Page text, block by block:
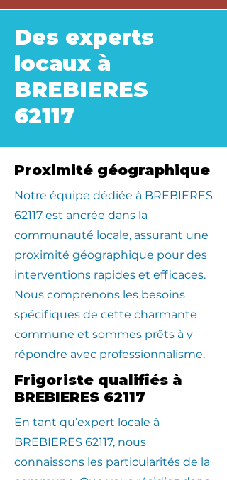
Des experts
locaux à
BREBIERES
62117
Proximité géographique
​Notre équipe dédiée à BREBIERES
62117 est ancrée dans la
communauté locale, assurant une
proximité géographique pour des
interventions rapides et efficaces.
Nous comprenons les besoins
spécifiques de cette charmante
commune et sommes prêts à y
répondre avec professionnalisme.
Frigoriste qualifiés à
BREBIERES 62117
En tant qu’expert locale à
BREBIERES 62117, nous
connaissons les particularités de la